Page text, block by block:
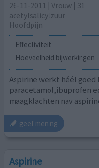
26-11-2011 | Vrouw | 31
acetylsalicylzuur
Hoofdpijn
Effectiviteit
Hoeveelheid bijwerkingen
Aspirine werkt héél
paracetamol,ibuprofen
maagklachten nav
geef mening
Aspirine